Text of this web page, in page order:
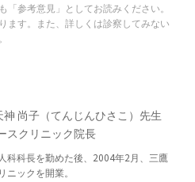
参考意見」としてお読みください。
ます。また、詳しくは診察してみない
神 尚子（てんじんひさこ）先生
スクリニック院長
科科長を勤めた後、2004年2月、三鷹
ニックを開業。